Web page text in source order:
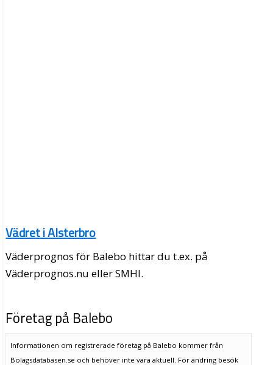
Vädret i Alsterbro
Väderprognos för Balebo hittar du t.ex. på
Väderprognos.nu eller SMHI.
Företag på Balebo
Informationen om registrerade företag på Balebo kommer från
Bolagsdatabasen.se och behöver inte vara aktuell. För ändring besök